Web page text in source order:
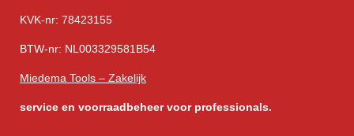
KVK-nr: 78423155
BTW-nr: NL003329581B54
Miedema Tools – Zakelijk
service en voorraadbeheer voor professionals.